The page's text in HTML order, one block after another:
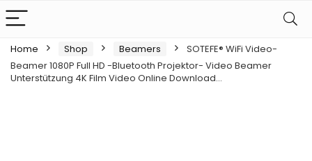
Home Shop Beamers
SOTEFE® WiFi Video-
Beamer 1080P Full HD -Bluetooth Projektor- Video Beamer
Unterstützung 4K Film Video Online Download…